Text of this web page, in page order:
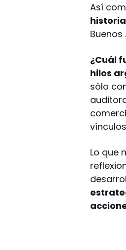
Así
Buenos
¿Cuál
hilos
sólo
Lo que